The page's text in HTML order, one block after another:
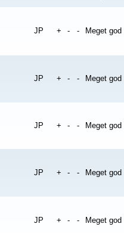
JP + - - Meget god
JP + - - Meget god
JP + - - Meget god
JP + - - Meget god
JP + - - Meget god